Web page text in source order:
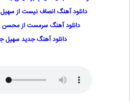
دانلود آهنگ انصاف نیست از سهیل
دانلود آهنگ سرمست از محسن
دانلود آهنگ جدید سهیل